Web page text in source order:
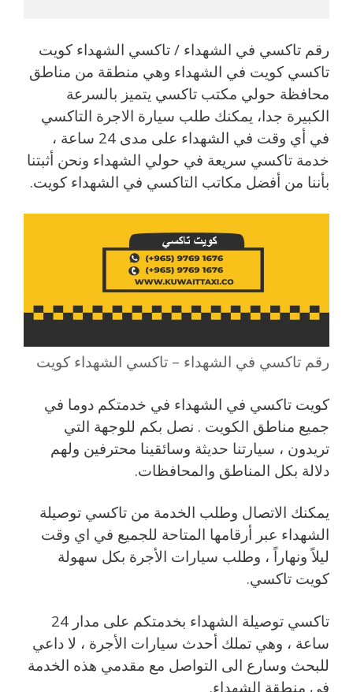
رقم تاكسي في الشهداء / تاكسي الشهداء كويت
تاكسي كويت في الشهداء وهي منطقة من مناطق
محافظة حولي مكتب تاكسي يتميز بالسرعة
الكبيرة جدا، يمكنك طلب سيارة الاجرة التاكسي
في أي وقت في الشهداء على مدى 24 ساعة ،
خدمة تاكسي سريعة في حولي الشهداء ونحن أثبتنا
بأننا من أفضل مكاتب التاكسي في الشهداء كويت.
رقم تاكسي في الشهداء – تاكسي الشهداء كويت
كويت تاكسي في الشهداء في خدمتكم دوما في
جميع مناطق الكويت . نصل بكم للوجهة التي
تريدون ، سيارتنا حديثة وسائقينا محترفين ولهم
دلالة بكل المناطق والمحافظات.
يمكنك الاتصال وطلب الخدمة من تاكسي توصيلة
الشهداء عبر أرقامها المتاحة للجميع في اي وقت
ليلاً ونهاراً ، وطلب سيارات الأجرة بكل سهولة
كويت تاكسي.
تاكسي توصيلة الشهداء بخدمتكم على مدار 24
ساعة ، وهي تملك أحدث سيارات الأجرة ، لا داعي
للبحث وسارع الى التواصل مع مقدمي هذه الخدمة
في منطقة الشهداء.